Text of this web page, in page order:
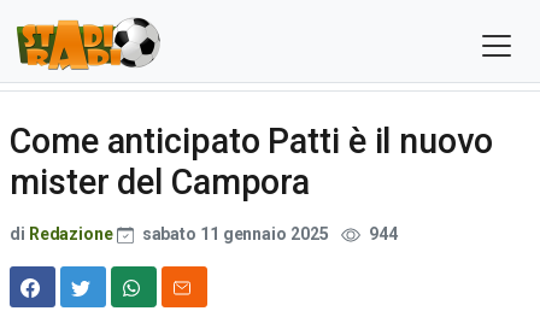
Come anticipato Patti è il nuovo
mister del Campora
di Redazione sabato 11 gennaio 2025 944